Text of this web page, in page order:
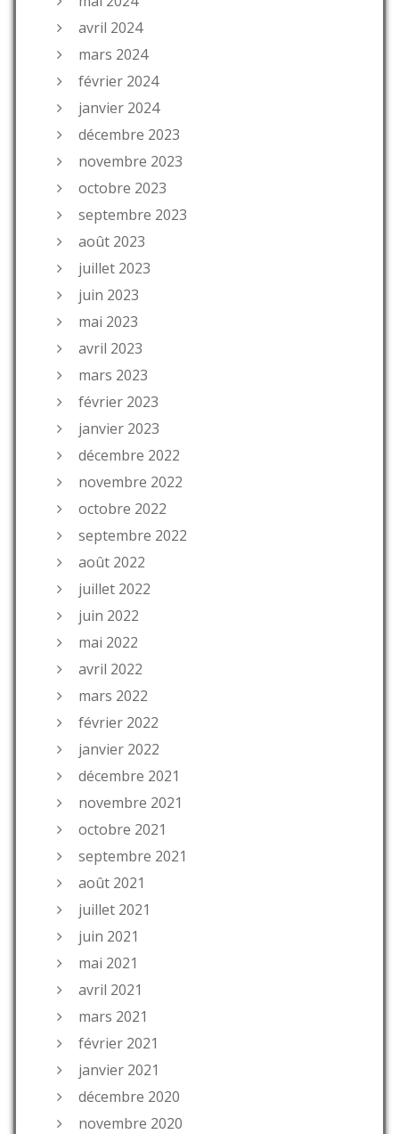
avril 2024
mars 2024
février 2024
janvier 2024
décembre 2023
novembre 2023
octobre 2023
septembre 2023
août 2023
juillet 2023
juin 2023
mai 2023
avril 2023
mars 2023
février 2023
janvier 2023
décembre 2022
novembre 2022
octobre 2022
septembre 2022
août 2022
juillet 2022
juin 2022
mai 2022
avril 2022
mars 2022
février 2022
janvier 2022
décembre 2021
novembre 2021
octobre 2021
septembre 2021
août 2021
juillet 2021
juin 2021
mai 2021
avril 2021
mars 2021
février 2021
janvier 2021
décembre 2020
novembre 2020